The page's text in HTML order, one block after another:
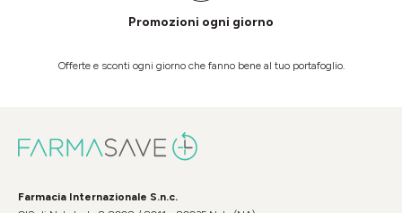
Promozioni ogni giorno
Offerte e sconti ogni giorno che fanno bene al tuo portafoglio.
Farmacia Internazionale S.n.c.